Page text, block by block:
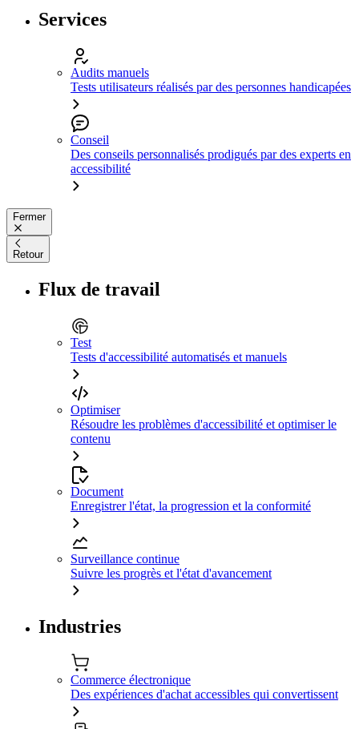
Services
Audits manuels
Tests utilisateurs réalisés par des personnes handicapées
Conseil
Des conseils personnalisés prodigués par des experts en
accessibilité
Fermer
Retour
Flux de travail
Test
Tests d'accessibilité automatisés et manuels
Optimiser
Résoudre les problèmes d'accessibilité et optimiser le
contenu
Document
Enregistrer l'état, la progression et la conformité
Surveillance continue
Suivre les progrès et l'état d'avancement
Industries
Commerce électronique
Des expériences d'achat accessibles qui convertissent